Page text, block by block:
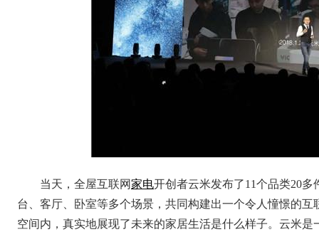
当天，全屋互联网家电开创者云米发布了11个品类20
台、客厅、卧室等多个场景，共同构建出一个令人憧憬的
空间内，真实地展现了未来的家居生活是什么样子。云米是